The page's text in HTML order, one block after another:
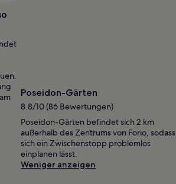
Poseidon-Gärten
8.8/10 (86 Bewertungen)
Poseidon-Gärten befindet sich 2 km
außerhalb des Zentrums von Forio, sodass
sich ein Zwischenstopp problemlos
einplanen lässt.
Weniger anzeigen